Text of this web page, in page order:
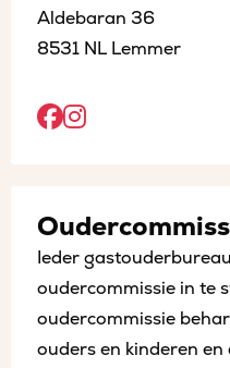
Aldebaran 36
8531 NL Lemmer
Open
in
een
nieuw
tabblad
Open
in
een
nieuw
tabblad
Ieder
oudercommissie in te
oudercommissie
ouders en kinderen